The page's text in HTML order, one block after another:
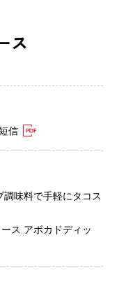
ス
信
味料で手軽にタコス
ス アボカドディッ